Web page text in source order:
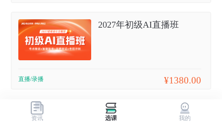
2027年初级AI直播班
直播/录播 ¥1380.00
资讯 选课 我的